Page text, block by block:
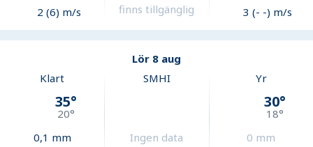
2 (6) m/s
finns tillgänglig
3 (- -) m/s
Lör 8 aug
Klart
35°
20°
0,1 mm
SMHI
Ingen data
Yr
30°
18°
0 mm